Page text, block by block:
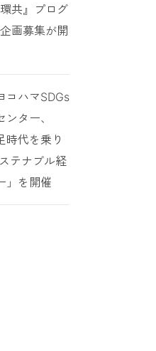
共』プログ
画募集が開
コハマSDGs
ター、
時代を乗り
テナブル経
」を開催